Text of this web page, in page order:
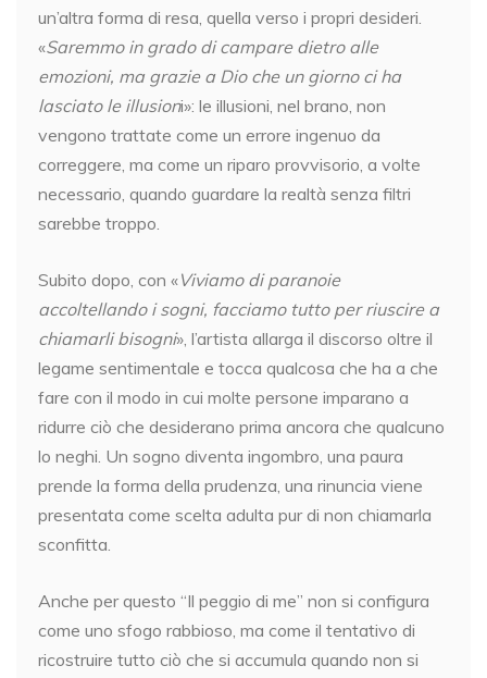
un’altra forma di resa, quella verso i propri desideri.
«Saremmo in grado di campare dietro alle
emozioni, ma grazie a Dio che un giorno ci ha
lasciato le illusioni»: le illusioni, nel brano, non
vengono trattate come un errore ingenuo da
correggere, ma come un riparo provvisorio, a volte
necessario, quando guardare la realtà senza filtri
sarebbe troppo.
Subito dopo, con «Viviamo di paranoie
accoltellando i sogni, facciamo tutto per riuscire a
chiamarli bisogni», l’artista allarga il discorso oltre il
legame sentimentale e tocca qualcosa che ha a che
fare con il modo in cui molte persone imparano a
ridurre ciò che desiderano prima ancora che qualcuno
lo neghi. Un sogno diventa ingombro, una paura
prende la forma della prudenza, una rinuncia viene
presentata come scelta adulta pur di non chiamarla
sconfitta.
Anche per questo “Il peggio di me” non si configura
come uno sfogo rabbioso, ma come il tentativo di
ricostruire tutto ciò che si accumula quando non si